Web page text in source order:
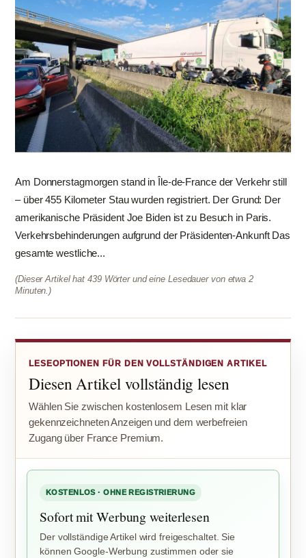
Am Donnerstagmorgen stand in Île-de-France der Verkehr still
– über 455 Kilometer Stau wurden registriert. Der Grund: Der
amerikanische Präsident Joe Biden ist zu Besuch in Paris.
Verkehrsbehinderungen aufgrund der Präsidenten-Ankunft Das
gesamte westliche...
(Dieser Artikel hat 439 Wörter und eine Lesedauer von etwa 2
Minuten.)
LESEOPTIONEN FÜR DEN VOLLSTÄNDIGEN ARTIKEL
Diesen Artikel vollständig lesen
Wählen Sie zwischen kostenlosem Lesen mit klar
gekennzeichneten Anzeigen und dem werbefreien
Zugang über France Premium.
KOSTENLOS · OHNE REGISTRIERUNG
Sofort mit Werbung weiterlesen
Der vollständige Artikel wird freigeschaltet. Sie
können Google-Werbung zustimmen oder sie